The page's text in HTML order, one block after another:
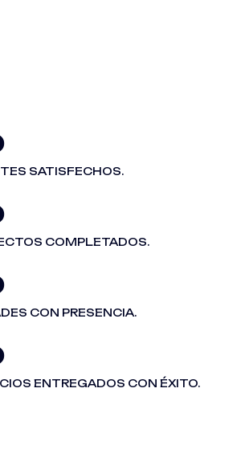
SATISFECHOS.
COMPLETADOS.
CON PRESENCIA.
ENTREGADOS CON ÉXITO.